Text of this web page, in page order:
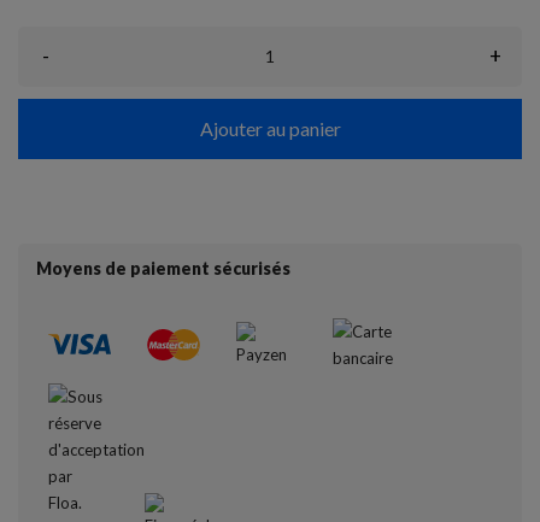
- +
Ajouter au panier
Moyens de paiement sécurisés